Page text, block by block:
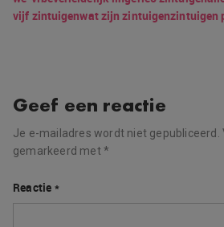
vijf zintuigenwat zijn zintuigenzintuigen
Geef een reactie
Je e-mailadres wordt niet gepubliceerd.
gemarkeerd met*
Reactie *